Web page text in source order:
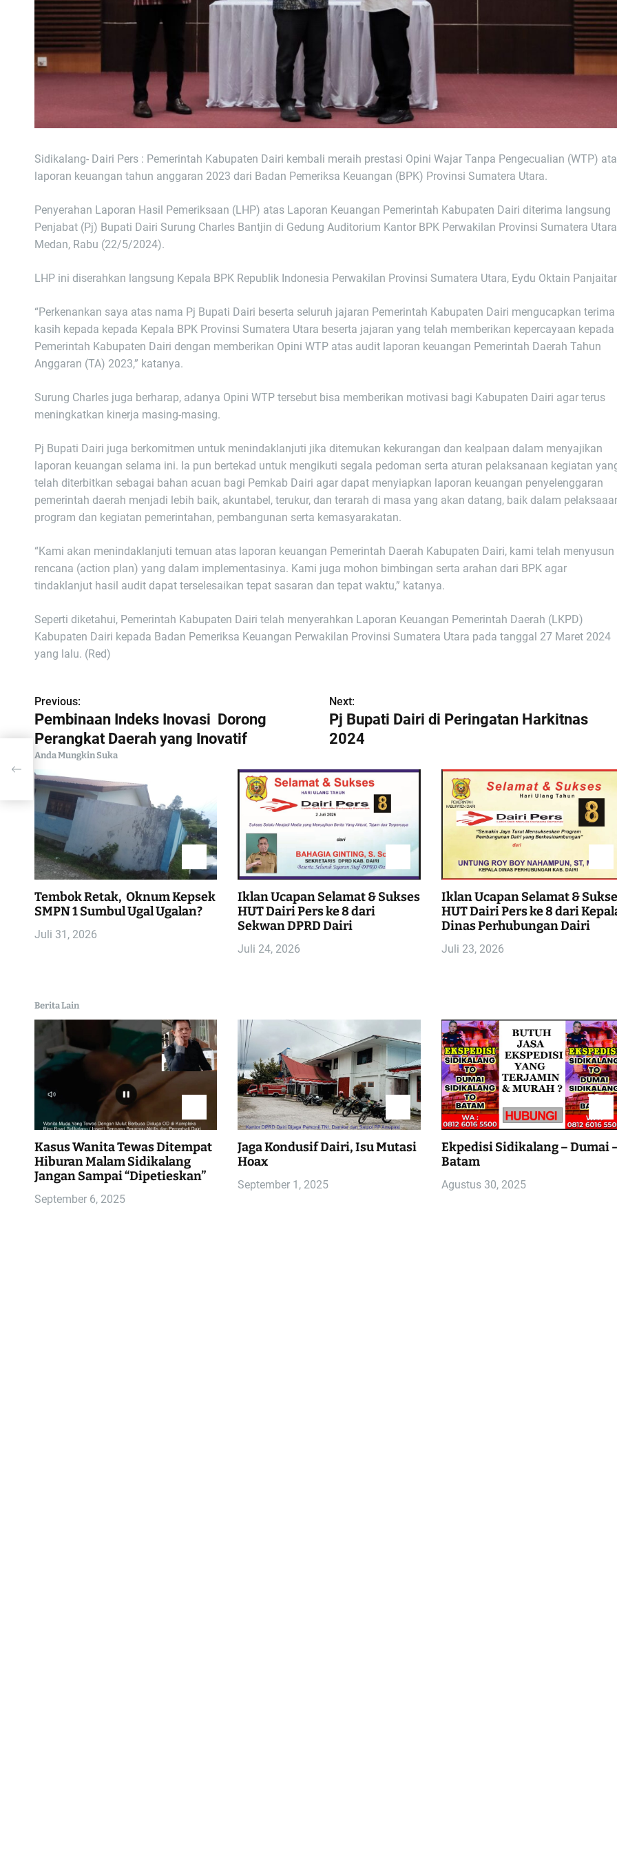
Sidikalang- Dairi Pers : Pemerintah Kabupaten Dairi kembali meraih prestasi Opini Wajar Tanpa Pengecualian (WTP)
laporan keuangan tahun anggaran 2023 dari Badan Pemeriksa Keuangan (BPK) Provinsi Sumatera Utara.
Penyerahan Laporan Hasil Pemeriksaan (LHP) atas Laporan Keuangan Pemerintah Kabupaten Dairi diterima langsung
Penjabat (Pj) Bupati Dairi Surung Charles Bantjin di Gedung Auditorium Kantor BPK Perwakilan Provinsi Sumatera
Medan, Rabu (22/5/2024).
LHP ini diserahkan langsung Kepala BPK Republik Indonesia Perwakilan Provinsi Sumatera Utara, Eydu Oktain
“Perkenankan saya atas nama Pj Bupati Dairi beserta seluruh jajaran Pemerintah Kabupaten Dairi mengucapkan terima
kasih kepada kepada Kepala BPK Provinsi Sumatera Utara beserta jajaran yang telah memberikan kepercayaan kepada
Pemerintah Kabupaten Dairi dengan memberikan Opini WTP atas audit laporan keuangan Pemerintah Daerah Tahun
Anggaran (TA) 2023,” katanya.
Surung Charles juga berharap, adanya Opini WTP tersebut bisa memberikan motivasi bagi Kabupaten Dairi agar terus
meningkatkan kinerja masing-masing.
Pj Bupati Dairi juga berkomitmen untuk menindaklanjuti jika ditemukan kekurangan dan kealpaan dalam menyajikan
laporan keuangan selama ini. Ia pun bertekad untuk mengikuti segala pedoman serta aturan pelaksanaan kegiatan
telah diterbitkan sebagai bahan acuan bagi Pemkab Dairi agar dapat menyiapkan laporan keuangan penyelenggaran
pemerintah daerah menjadi lebih baik, akuntabel, terukur, dan terarah di masa yang akan datang, baik dalam
program dan kegiatan pemerintahan, pembangunan serta kemasyarakatan.
“Kami akan menindaklanjuti temuan atas laporan keuangan Pemerintah Daerah Kabupaten Dairi, kami telah menyusun
rencana (action plan) yang dalam implementasinya. Kami juga mohon bimbingan serta arahan dari BPK agar
tindaklanjut hasil audit dapat terselesaikan tepat sasaran dan tepat waktu,” katanya.
Seperti diketahui, Pemerintah Kabupaten Dairi telah menyerahkan Laporan Keuangan Pemerintah Daerah (LKPD)
Kabupaten Dairi kepada Badan Pemeriksa Keuangan Perwakilan Provinsi Sumatera Utara pada tanggal 27 Maret 2024
yang lalu. (Red)
N
a
v
i
g
a
s
i
p
s
Previous:
Pembinaan Indeks Inovasi Dorong
Perangkat Daerah yang Inovatif
Next:
Pj Bupati Dairi di Peringatan Harkitnas
2024
Anda Mungkin Suka
Tembok Retak, Oknum Kepsek
SMPN 1 Sumbul Ugal Ugalan?
Juli 31, 2026
Iklan Ucapan Selamat & Sukses
HUT Dairi Pers ke 8 dari
Sekwan DPRD Dairi
Juli 24, 2026
Iklan Ucapan Selamat &
HUT Dairi Pers ke 8 dari
Dinas Perhubungan Dairi
Juli 23, 2026
Berita Lain
Kasus Wanita Tewas Ditempat
Hiburan Malam Sidikalang
Jangan Sampai “Dipetieskan”
September 6, 2025
Jaga Kondusif Dairi, Isu Mutasi
Hoax
September 1, 2025
Ekpedisi Sidikalang – Dumai
Batam
Agustus 30, 2025